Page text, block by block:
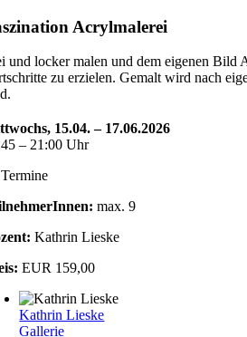
Acrylmalerei
und locker malen und dem eigenen Bild
zu erzielen. Gemalt wird nach
15.04. – 17.06.2026
– 21:00 Uhr
max. 9
Kathrin Lieske
EUR 159,00
Kathrin Lieske
Gallerie